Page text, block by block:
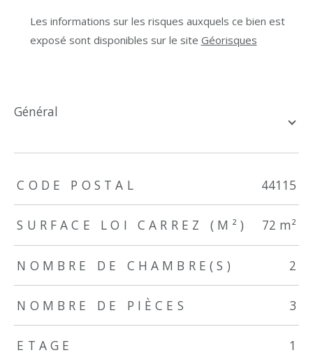
Les informations sur les risques auxquels ce bien est
exposé sont disponibles sur le site Géorisques
général
TRAD_ZEPHYR_Caracteristique TRAD_ZEPHYR_Valeurs
CODE POSTAL 44115
SURFACE LOI CARREZ (M²) 72 m²
NOMBRE DE CHAMBRE(S) 2
NOMBRE DE PIÈCES 3
ETAGE 1